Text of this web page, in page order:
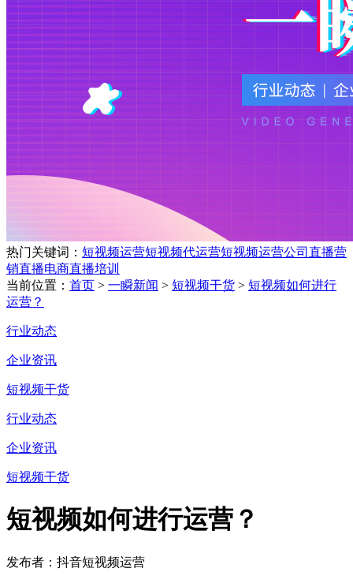
热门关键词： 短视频运营短视频代运营短视频运营公司 直播营
销直播电商直播培训
当前位置： 首页 > 一瞬新闻 > 短视频干货 > 短视频如何进行
运营？
行业动态
企业资讯
短视频干货
行业动态
企业资讯
短视频干货
短视频如何进行运营？
发布者：抖音短视频运营